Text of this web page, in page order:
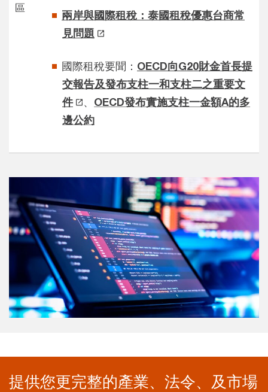
區
兩岸與國際租稅：泰國租稅優惠台商常
見問題
國際租稅要聞： OECD向G20財金首長提
交報告及發布支柱一和支柱二之重要文
件
、 OECD發布實施支柱一金額A的多
邊公約
提供您更完整的產業、法令、及市場